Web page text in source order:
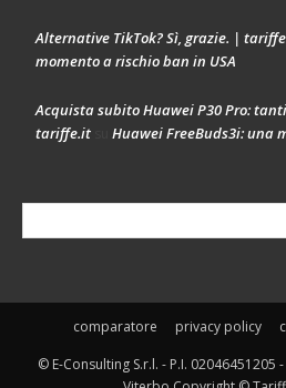
Alternative TikTok? Sì, grazie. |
momento a rischio ban in USA
Acquista subito Huawei P30 Pro:
tariffe.it
Huawei FreeBuds3i: una
comparatore privacy policy
© E-Consulting S.r.l. - P.I. 02046451205